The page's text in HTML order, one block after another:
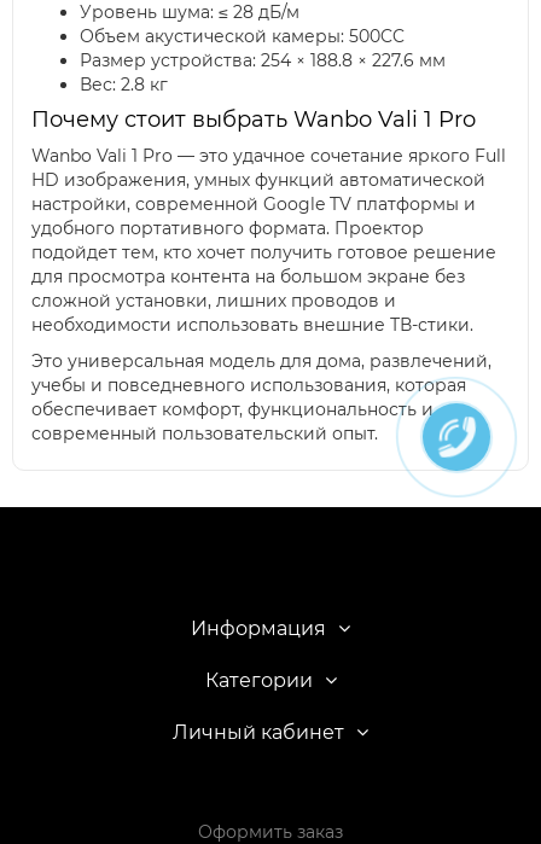
Уровень шума: ≤ 28 дБ/м
Объем акустической камеры: 500CC
Размер устройства: 254 × 188.8 × 227.6 мм
Вес: 2.8 кг
Почему стоит выбрать Wanbo Vali 1 Pro
Wanbo Vali 1 Pro — это удачное сочетание яркого Full
HD изображения, умных функций автоматической
настройки, современной Google TV платформы и
удобного портативного формата. Проектор
подойдет тем, кто хочет получить готовое решение
для просмотра контента на большом экране без
сложной установки, лишних проводов и
необходимости использовать внешние ТВ-стики.
Это универсальная модель для дома, развлечений,
учебы и повседневного использования, которая
обеспечивает комфорт, функциональность и
современный пользовательский опыт.
Информация
Категории
Личный кабинет
Оформить заказ